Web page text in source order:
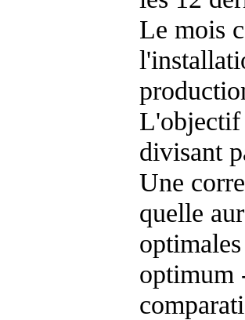
Le mois
L'objectif
divisant
Une
quelle
optimum